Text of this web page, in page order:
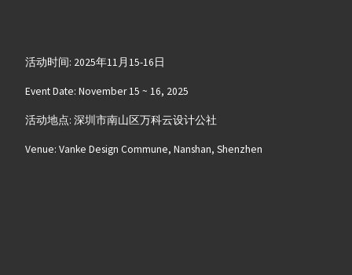
活动时间: 2025年11月15-16日
Event Date: November 15 ~ 16, 2025
活动地点: 深圳市南山区万科云设计公社
Venue: Vanke Design Commune, Nanshan, Shenzhen